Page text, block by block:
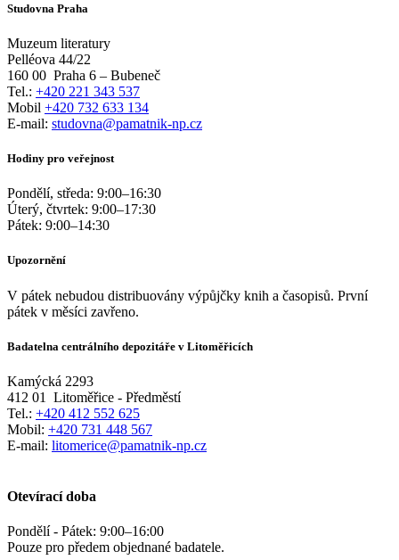
Studovna Praha
Muzeum literatury
Pelléova 44/22
160 00 Praha 6 – Bubeneč
Tel.: +420 221 343 537
Mobil +420 732 633 134
E-mail: studovna@pamatnik-np.cz
Hodiny pro veřejnost
Pondělí, středa: 9:00–16:30
Úterý, čtvrtek: 9:00–17:30
Pátek: 9:00–14:30
Upozornění
V pátek nebudou distribuovány výpůjčky knih a časopisů. První
pátek v měsíci zavřeno.
Badatelna centrálního depozitáře v Litoměřicích
Kamýcká 2293
412 01
Litoměřice - Předměstí
Tel.: +420 412 552 625
Mobil: +420 731 448 567
E-mail: litomerice@pamatnik-np.cz
Otevírací doba
Pondělí - Pátek: 9:00–16:00
Pouze pro předem objednané badatele.